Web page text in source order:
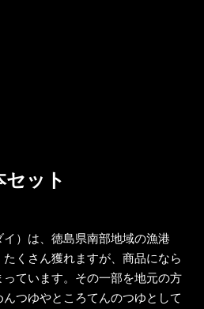
ット
イ）は、徳島県南部地域の漁港
くさん獲れますが、商品になら
ています。その一部を地元の方
つゆやところてんのつゆとして